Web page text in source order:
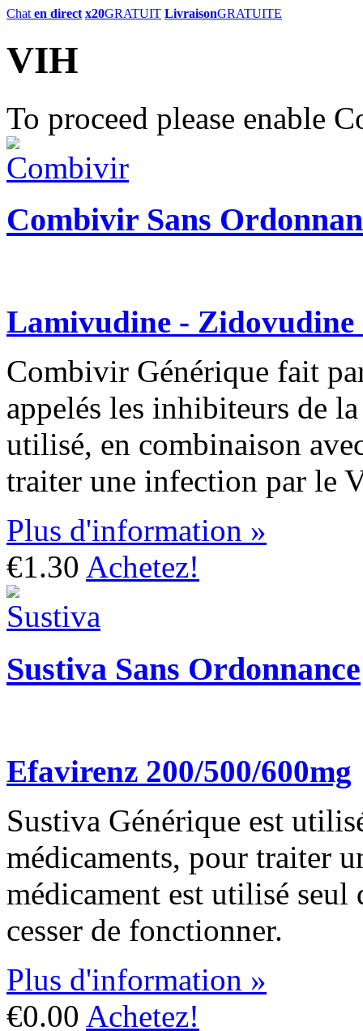
Chat en direct x20GRATUIT LivraisonGRATUITE
VIH
To proceed please enable
Combivir Sans
Lamivudine - Zidovudine
Combivir Générique fait
appelés les inhibiteurs de
utilisé, en combinaison
traiter une infection par le
Plus d'information »
€1.30 Achetez!
Sustiva Sans Ordonnance
Efavirenz 200/500/600mg
Sustiva Générique est
médicaments, pour traiter
médicament est utilisé
cesser de fonctionner.
Plus d'information »
€0.00 Achetez!